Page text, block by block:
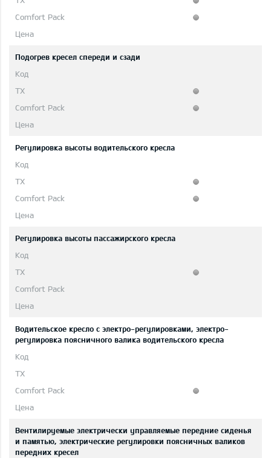
Подогрев кресел спереди и сзади
Регулировка высоты водительского кресла
Pегулировка высоты пассажирского кресла
Водительское кресло с электро-регулировками, электро-
регулировка поясничного валика водительского кресла
Вентилируемые электрически управляемые передние сиденья
и памятью, электрические регулировки поясничных валиков
передних кресел